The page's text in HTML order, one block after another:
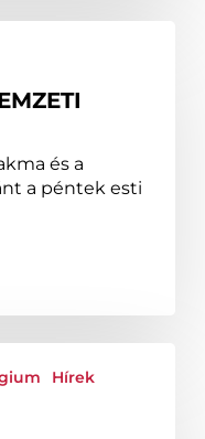
és a
a péntek esti
Hírek